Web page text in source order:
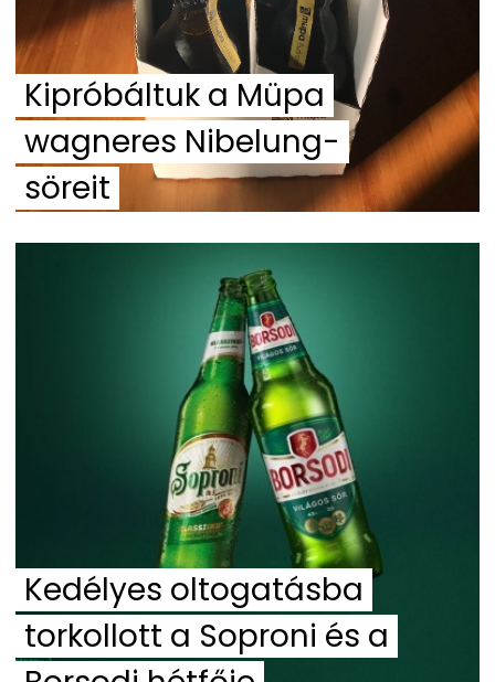
Kipróbáltuk a Müpa
wagneres Nibelung-
söreit
Kedélyes oltogatásba
torkollott a Soproni és a